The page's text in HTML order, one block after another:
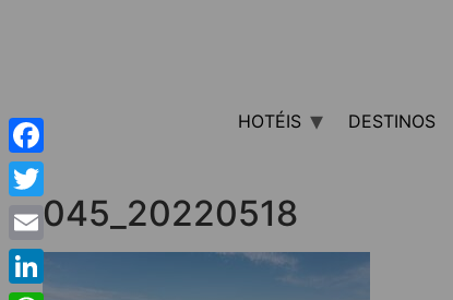
HOTÉIS DESTINOS
045_20220518
Facebook
Twitter
Email